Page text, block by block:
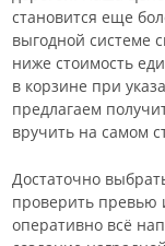
становится еще
выгодной системе
ниже стоимость
в корзине при
предлагаем
вручить на самом
Достаточно
проверить превью
оперативно всё